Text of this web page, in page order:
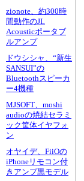
zionote、約300時
間動作のJL
Acousticポータブ
ルアンプ
ドウシシャ、“新生
SANSUI”の
Bluetoothスピーカ
ー4機種
MJSOFT、moshi
audioの焼結セラミ
ック筐体イヤフォ
ン
オヤイデ、FiiOの
iPhoneリモコン付
きアンプ黒モデル